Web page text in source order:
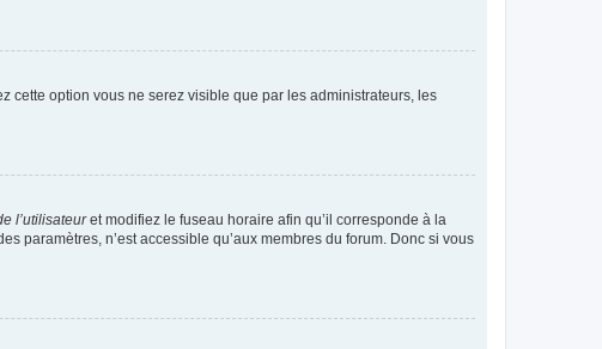
cette option vous ne serez visible que par les administrateurs, les
l’utilisateuret modifiez le fuseau horaire afin qu’il corresponde à la
paramètres, n’est accessible qu’aux membres du forum. Donc si vous